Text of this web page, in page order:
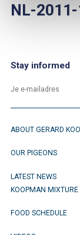
NL-
Stay informed
ABOUT GERARD
OUR PIGEONS
LATEST NEWS
KOOPMAN MIXTURE
FOOD SCHEDULE